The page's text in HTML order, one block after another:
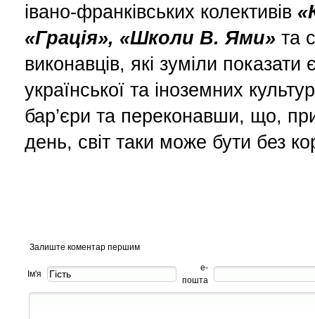
івано-франківських колективів
«Грація», «Школи В. Ями» та
виконавців, які зуміли показати
української та іноземних
бар’єри та переконавши, що,
день, світ таки може бути без
Залиште коментар першим
Ім'я
е-
пошта